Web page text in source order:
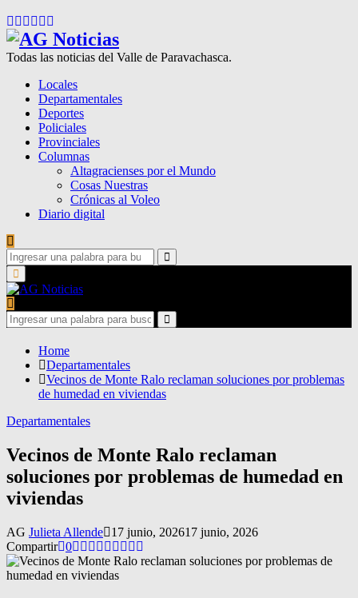
Facebook
Twitter
Instagram
Pinterest
Google
Todas las noticias del Valle de Paravachasca.
Locales
Departamentales
Deportes
Policiales
Provinciales
Columnas
Altagracienses por el Mundo
Cosas Nuestras
Crónicas al Voleo
Diario digital
Search
for:
Search
Primary
Menu
Search
for:
Search
Home
Departamentales
Vecinos de Monte Ralo reclaman soluciones por problemas
de humedad en viviendas
Departamentales
Vecinos de Monte Ralo reclaman
soluciones por problemas de humedad en
viviendas
AG Julieta Allende 17 junio, 202617 junio, 2026
Compartir 0